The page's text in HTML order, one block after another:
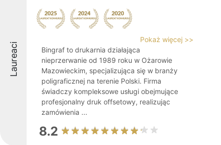
Laureaci
Pokaż więcej >>
Bingraf to drukarnia działająca
nieprzerwanie od 1989 roku w Ożarowie
Mazowieckim, specjalizująca się w branży
poligraficznej na terenie Polski. Firma
świadczy kompleksowe usługi obejmujące
profesjonalny druk offsetowy, realizując
zamówienia ...
8.2